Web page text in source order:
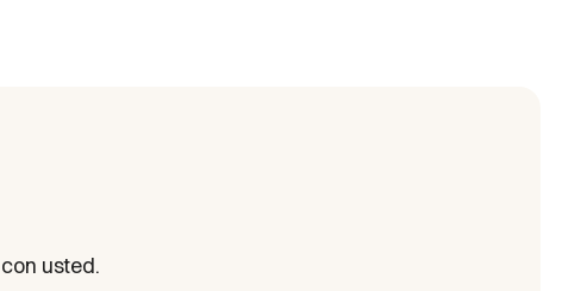
usted.